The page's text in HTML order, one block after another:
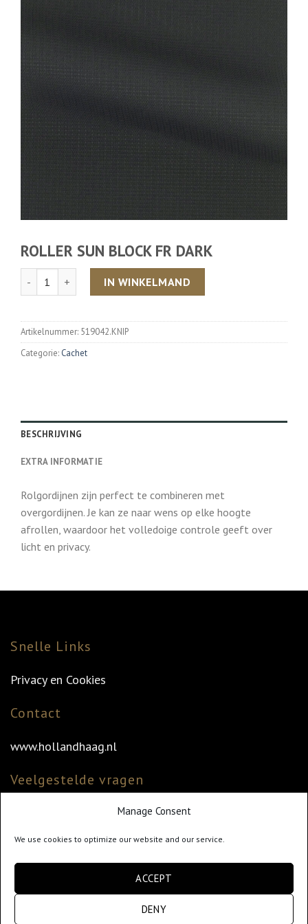
Manage Consent
We use cookies to optimize our website and our service.
ACCEPT
DENY
ROLLER SUN BLOCK FR DARK
Aantal IN WINKELMAND
Artikelnummer: 519042.KNIP
Categorie: Cachet
BESCHRIJVING
EXTRA INFORMATIE
Rolgordijnen zijn perfect te combineren met
overgordijnen. Je kan ze naar wens op elke hoogte
afrollen, waardoor het volledoige controle geeft over
licht en privacy.
Snelle Links
Privacy en Cookies
Contact
www.hollandhaag.nl
Veelgestelde vragen
Veelgestelde vragen
Klantenservice
info@hollandhaag.nl